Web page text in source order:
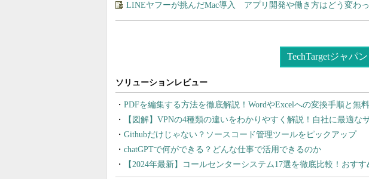
LINEヤフーが挑んだMac導入 アプリ開発や働き方はどう変わ
TechTargetジャパ
PDFを編集する方法を徹底解説！WordやExcelへの変換手順と無
【図解】VPNの4種類の違いをわかりやすく解説！自社に最適な
Githubだけじゃない？ソースコード管理ツールをピックアップ
chatGPTで何ができる？どんな仕事で活用できるのか
【2024年最新】コールセンターシステム17選を徹底比較！おす